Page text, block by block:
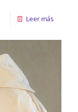
Leer más